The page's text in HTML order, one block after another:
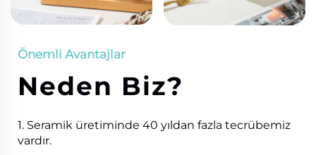
Önemli Avantajlar
Neden Biz?
1. Seramik üretiminde 40 yıldan fazla tecrübemiz
vardır.